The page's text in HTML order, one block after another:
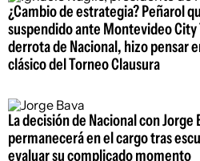
¿Cambio de estrategia? Peñarol
suspendido ante Montevideo City
derrota de Nacional, hizo pensar
clásico del Torneo Clausura
La decisión de Nacional con
permanecerá en el cargo tras
evaluar su complicado momento